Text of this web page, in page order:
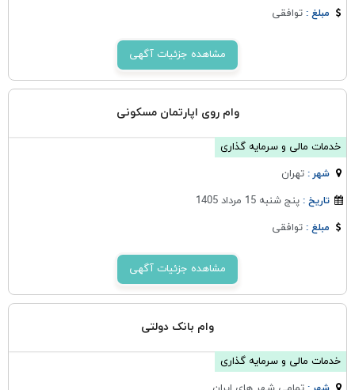
مبلغ :توافقی
مشاهده جزئیات آگهی
وام روی اپارتمان مسکونی
خدمات مالی و سرمایه گذاری
شهر :تهران
تاریخ :پنج شنبه 15 مرداد 1405
مبلغ :توافقی
مشاهده جزئیات آگهی
وام بانک دولتی
خدمات مالی و سرمایه گذاری